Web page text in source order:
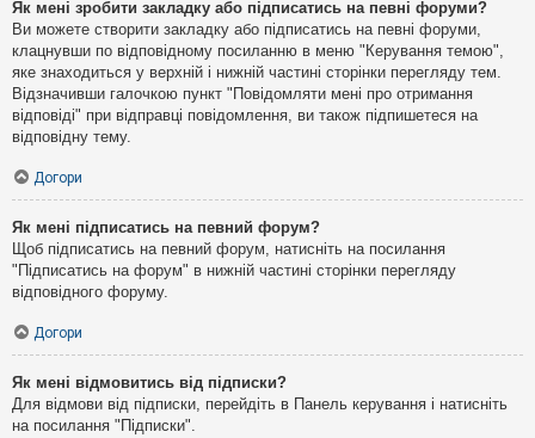
Як мені зробити закладку або підписатись на певні форуми?
Ви можете створити закладку або підписатись на певні форуми,
клацнувши по відповідному посиланню в меню "Керування темою",
яке знаходиться у верхній і нижній частині сторінки перегляду тем.
Відзначивши галочкою пункт "Повідомляти мені про отримання
відповіді" при відправці повідомлення, ви також підпишетеся на
відповідну тему.
Догори
Як мені підписатись на певний форум?
Щоб підписатись на певний форум, натисніть на посилання
"Підписатись на форум" в нижній частині сторінки перегляду
відповідного форуму.
Догори
Як мені відмовитись від підписки?
Для відмови від підписки, перейдіть в Панель керування і натисніть
на посилання "Підписки".